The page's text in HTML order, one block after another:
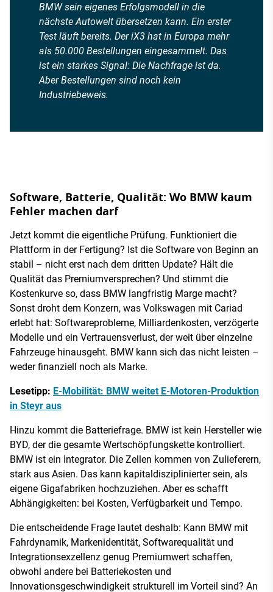
BMW sein eigenes Erfolgsmodell in die
nächste Autowelt übersetzen kann. Ein erster
Test läuft bereits. Der iX3 hat in Europa mehr
als 50.000 Bestellungen eingesammelt. Das
ist ein starkes Signal: Die Nachfrage ist da.
Aber Bestellungen sind noch kein
Industriebeweis.
Software, Batterie, Qualität: Wo BMW kaum
Fehler machen darf
Jetzt kommt die eigentliche Prüfung. Funktioniert die
Plattform in der Fertigung? Ist die Software von Beginn an
stabil – nicht erst nach dem dritten Update? Hält die
Qualität das Premiumversprechen? Und stimmt die
Kostenkurve so, dass BMW langfristig Marge macht?
Sonst droht dem Konzern, was Volkswagen mit Cariad
erlebt hat: Softwareprobleme, Milliardenkosten, verzögerte
Modelle und ein Vertrauensverlust, der weit über einzelne
Fahrzeuge hinausgeht. BMW kann sich das nicht leisten –
weder finanziell noch als Marke.
Lesetipp: E-Mobilität: BMW weitet E-Motoren-Produktion
in Steyr aus
Hinzu kommt die Batteriefrage. BMW ist kein Hersteller wie
BYD, der die gesamte Wertschöpfungskette kontrolliert.
BMW ist ein Integrator. Die Zellen kommen von Zulieferern,
stark aus Asien. Das kann kapitaldisziplinierter sein, als
eigene Gigafabriken hochzuziehen. Aber es schafft
Abhängigkeiten: bei Kosten, Verfügbarkeit und Tempo.
Die entscheidende Frage lautet deshalb: Kann BMW mit
Fahrdynamik, Markenidentität, Softwarequalität und
Integrationsexzellenz genug Premiumwert schaffen,
obwohl andere bei Batteriekosten und
Innovationsgeschwindigkeit strukturell im Vorteil sind? An